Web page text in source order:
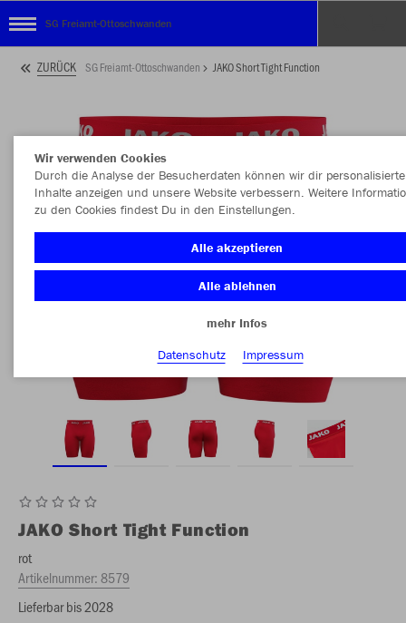
SG Freiamt-Ottoschwanden
ZURÜCK SG Freiamt-Ottoschwanden JAKO Short Tight Function
JAKO Short Tight Function
rot
Artikelnummer:8579
Lieferbar bis 2028
Wir verwenden Cookies
Durch die Analyse der Besucherdaten können wir dir personalisierte
Inhalte anzeigen und unsere Website verbessern. Weitere
zu den Cookies findest Du in den Einstellungen.
Alle akzeptieren
Alle ablehnen
mehr Infos
Datenschutz
Impressum